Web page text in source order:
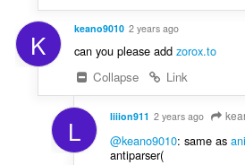
K keano9010 2 years ago
can you please add zorox.to
Collapse
Link
L liiion911 2 years ago
@keano9010: same as
antiparser(